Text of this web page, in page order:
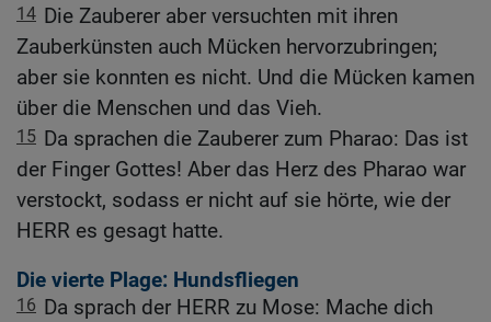
14 Die Zauberer aber versuchten mit ihren
Zauberkünsten auch Mücken hervorzubringen;
aber sie konnten es nicht. Und die Mücken kamen
über die Menschen und das Vieh.
15 Da sprachen die Zauberer zum Pharao: Das ist
der Finger Gottes! Aber das Herz des Pharao war
verstockt, sodass er nicht auf sie hörte, wie der
HERR es gesagt hatte.
Die vierte Plage: Hundsfliegen
16 Da sprach der HERR zu Mose: Mache dich